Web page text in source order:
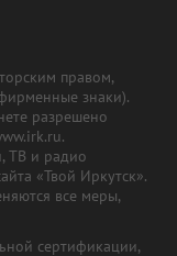
правом,
знаки).
разрешено
ТВ и радио
«Твой Иркутск».
все меры,
сертификации,